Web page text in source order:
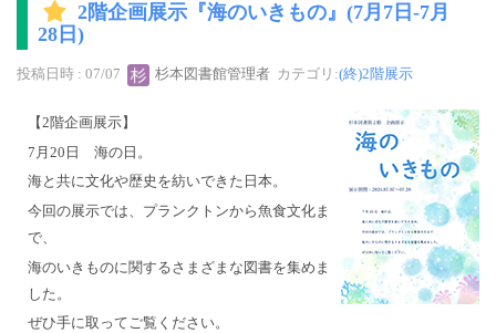
2階企画展示『海のいきもの』(7月7日-7月
28日)
投稿日時 : 07/07 杉本図書館管理者 カテゴリ:(終)2階展示
【2階企画展示】
7月20日 海の日。
海と共に文化や歴史を紡いできた日本。
今回の展示では、プランクトンから魚食文化ま
で、
海のいきものに関するさまざまな図書を集めま
した。
ぜひ手に取ってご覧ください。